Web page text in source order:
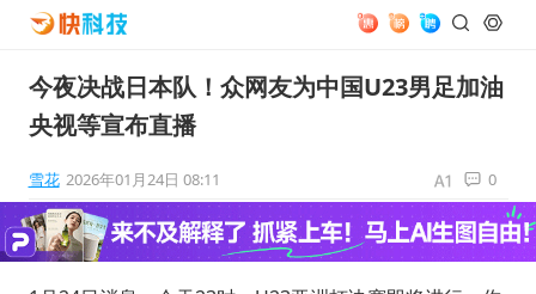
今夜决战日本队！众网友为中国U23男足加油
央视等宣布直播
雪花 2026年01月24日 08:11 0